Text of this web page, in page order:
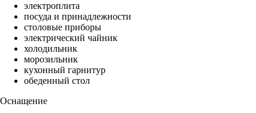
электроплита
посуда и принадлежности
столовые приборы
электрический чайник
холодильник
морозильник
кухонный гарнитур
обеденный стол
Оснащение